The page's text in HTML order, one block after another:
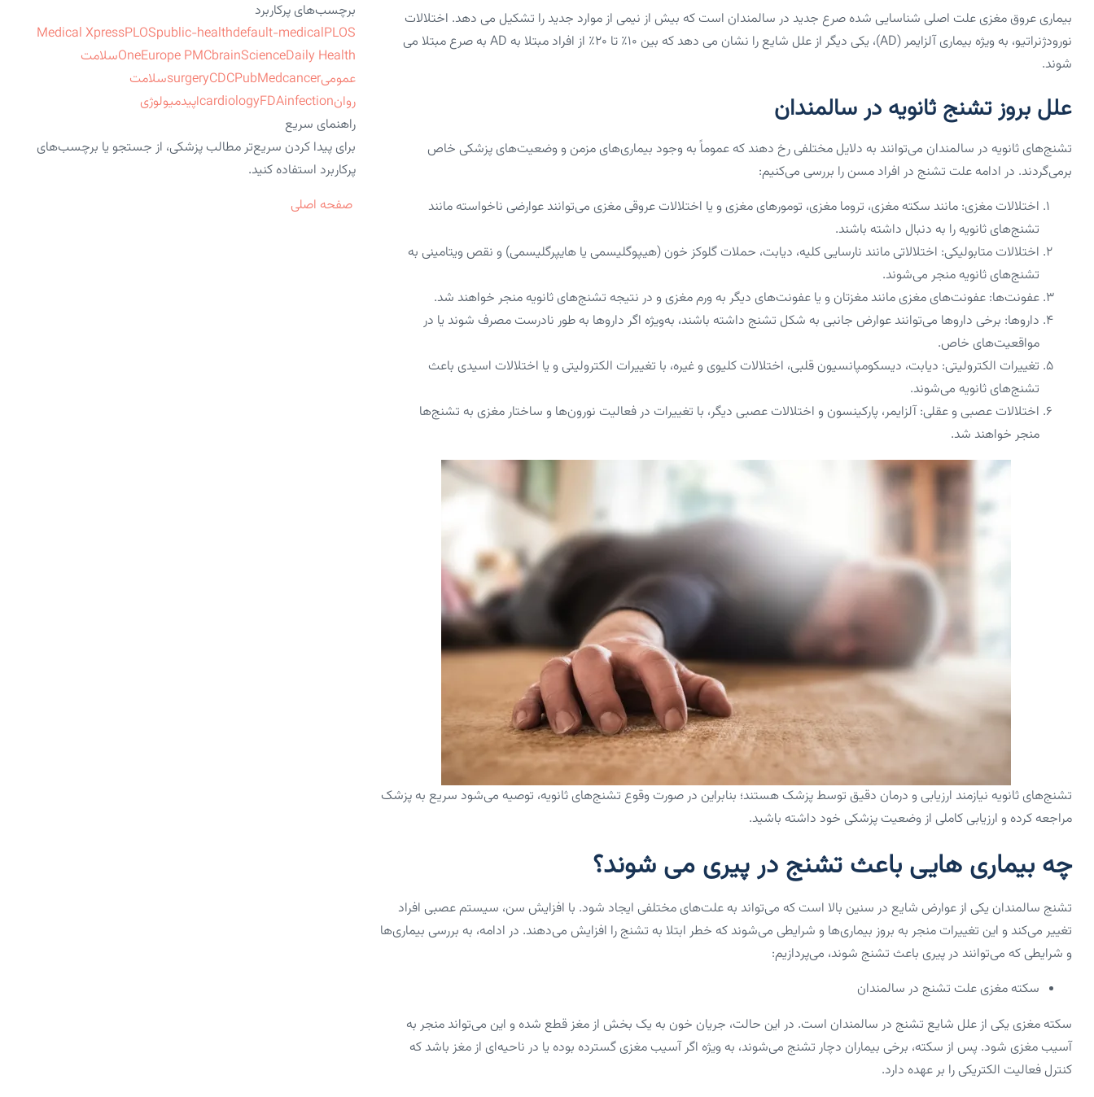
بیماری عروق مغزی علت اصلی شناسایی شده صرع جدید در سالمندان است که بیش از نیمی از موارد جدید را تشکیل می دهد. اختلالات
نورودژنراتیو، به ویژه بیماری آلزایمر (AD)، یکی دیگر از علل شایع را نشان می دهد که بین ۱۰٪ تا ۲۰٪ از افراد مبتلا به AD به صرع مبتلا می
شوند.
علل بروز تشنج ثانویه در سالمندان
تشنج‌های ثانویه در سالمندان می‌توانند به دلایل مختلفی رخ دهند که عموماً به وجود بیماری‌های مزمن و وضعیت‌های پزشکی خاص
برمی‌گردند. در ادامه علت تشنج در افراد مسن را بررسی می‌کنیم:
اختلالات مغزی: مانند سکته مغزی، تروما مغزی، تومورهای مغزی و یا اختلالات عروقی مغزی می‌توانند عوارضی ناخواسته مانند
تشنج‌های ثانویه را به دنبال داشته باشند.
اختلالات متابولیکی: اختلالاتی مانند نارسایی کلیه، دیابت، حملات گلوکز خون (هیپوگلیسمی یا هایپرگلیسمی) و نقص ویتامینی به
تشنج‌های ثانویه منجر می‌شوند.
عفونت‌ها: عفونت‌های مغزی مانند مغزتان و یا عفونت‌های دیگر به ورم مغزی و در نتیجه تشنج‌های ثانویه منجر خواهند شد.
داروها: برخی داروها می‌توانند عوارض جانبی به شکل تشنج داشته باشند، به‌ویژه اگر داروها به طور نادرست مصرف شوند یا در
مواقعیت‌های خاص.
تغییرات الکترولیتی: دیابت، دیسکومپانسیون قلبی، اختلالات کلیوی و غیره، با تغییرات الکترولیتی و یا اختلالات اسیدی باعث
تشنج‌های ثانویه می‌شوند.
اختلالات عصبی و عقلی: آلزایمر، پارکینسون و اختلالات عصبی دیگر، با تغییرات در فعالیت نورون‌ها و ساختار مغزی به تشنج‌ها
منجر خواهند شد.
تشنج‌های ثانویه نیازمند ارزیابی و درمان دقیق توسط پزشک هستند؛ بنابراین در صورت وقوع تشنج‌های ثانویه، توصیه می‌شود سریع به پزشک
مراجعه کرده و ارزیابی کاملی از وضعیت پزشکی خود داشته باشید.
چه بیماری هایی باعث تشنج در پیری می شوند؟
تشنج سالمندان یکی از عوارض شایع در سنین بالا است که می‌تواند به علت‌های مختلفی ایجاد شود. با افزایش سن، سیستم عصبی افراد
تغییر می‌کند و این تغییرات منجر به بروز بیماری‌ها و شرایطی می‌شوند که خطر ابتلا به تشنج را افزایش می‌دهند. در ادامه، به بررسی بیماری‌ها
و شرایطی که می‌توانند در پیری باعث تشنج شوند، می‌پردازیم:
سکته مغزی علت تشنج در سالمندان
سکته مغزی یکی از علل شایع تشنج در سالمندان است. در این حالت، جریان خون به یک بخش از مغز قطع شده و این می‌تواند منجر به
آسیب مغزی شود. پس از سکته، برخی بیماران دچار تشنج می‌شوند، به ویژه اگر آسیب مغزی گسترده بوده یا در ناحیه‌ای از مغز باشد که
کنترل فعالیت الکتریکی را بر عهده دارد.
برچسب‌های پرکاربرد
Medical XpressPLOSpublic-healthdefault-medicalPLOS
OneEurope PMCbrainScienceDaily Health
سلامت
عمومی
surgeryCDCPubMedcancer
سلامت
روان
cardiologyFDAinfection
اپیدمیولوژی
راهنمای سریع
برای پیدا کردن سریع‌تر مطالب پزشکی، از جستجو یا برچسب‌های
پرکاربرد استفاده کنید.
صفحه اصلی